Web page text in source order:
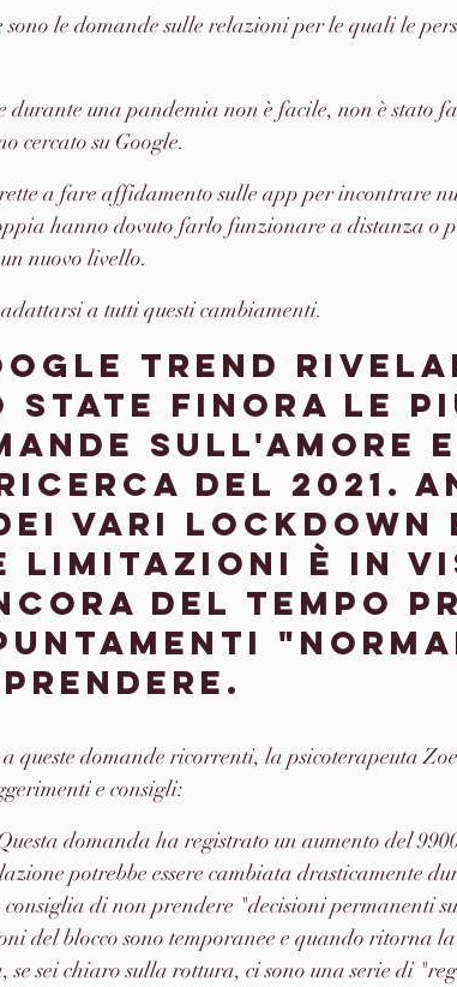
le domande sulle relazioni per le quali le
una pandemia non è facile, non è stato
cercato su Google.
a fare affidamento sulle app per incontrare
hanno dovuto farlo funzionare a distanza o
nuovo livello.
a tutti questi cambiamenti.
Trend
state finora le
sull'amore
del 2021.
vari lockdown
limitazioni è in
del tempo
queste domande ricorrenti, la psicoterapeuta
e consigli:
domanda ha registrato un aumento del
potrebbe essere cambiata drasticamente
di non prendere "decisioni permanenti
del blocco sono temporanee e quando ritorna
sei chiaro sulla rottura, ci sono una serie di